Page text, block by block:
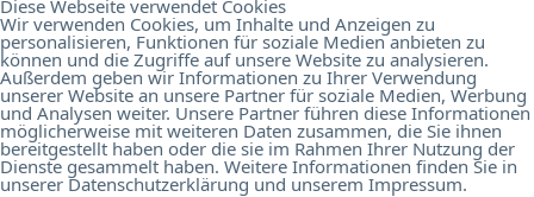
Diese Webseite verwendet Cookies
Wir verwenden Cookies, um Inhalte und Anzeigen zu
personalisieren, Funktionen für soziale Medien anbieten zu
können und die Zugriffe auf unsere Website zu analysieren.
Außerdem geben wir Informationen zu Ihrer Verwendung
unserer Website an unsere Partner für soziale Medien, Werbung
und Analysen weiter. Unsere Partner führen diese Informationen
möglicherweise mit weiteren Daten zusammen, die Sie ihnen
bereitgestellt haben oder die sie im Rahmen Ihrer Nutzung der
Dienste gesammelt haben. Weitere Informationen finden Sie in
unserer Datenschutzerklärung und unserem Impressum.
Career.
Contact.